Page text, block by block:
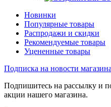
Новинки
Популярные товары
Распродажи и скидки
Рекомендуемые товары
Уцененные товары
Подписка на новости магазина
Подпишитесь на рассылку и
акции нашего магазина.